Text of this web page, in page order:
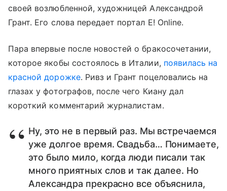
своей возлюбленной, художницей Александрой
Грант. Его слова передает портал E! Online.
Пара впервые после новостей о бракосочетании,
которое якобы состоялось в Италии, появилась на
красной дорожке. Ривз и Грант поцеловались на
глазах у фотографов, после чего Киану дал
короткий комментарий журналистам.
Ну, это не в первый раз. Мы встречаемся
уже долгое время. Свадьба… Понимаете,
это было мило, когда люди писали так
много приятных слов и так далее. Но
Александра прекрасно все объяснила,